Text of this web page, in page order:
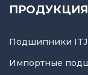
ПРОДУКЦИЯ
Подшипники ITJ
Импортные